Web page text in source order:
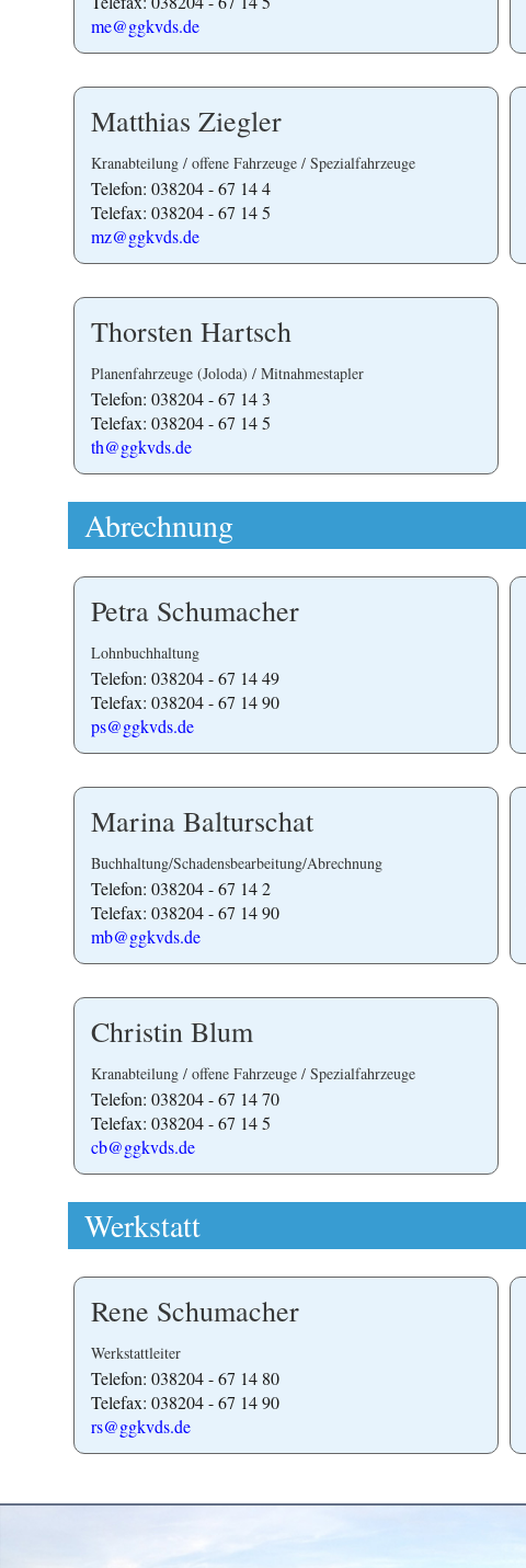
me@ggkvds.de
Matthias Ziegler
Kranabteilung / offene Fahrzeuge / Spezialfahrzeuge
Telefon: 038204 - 67 14 4
Telefax: 038204 - 67 14 5
mz@ggkvds.de
Thorsten Hartsch
Planenfahrzeuge (Joloda) / Mitnahmestapler
Telefon: 038204 - 67 14 3
Telefax: 038204 - 67 14 5
th@ggkvds.de
Abrechnung
Petra Schumacher
Lohnbuchhaltung
Telefon: 038204 - 67 14 49
Telefax: 038204 - 67 14 90
ps@ggkvds.de
Marina Balturschat
Buchhaltung/Schadensbearbeitung/Abrechnung
Telefon: 038204 - 67 14 2
Telefax: 038204 - 67 14 90
mb@ggkvds.de
Christin Blum
Kranabteilung / offene Fahrzeuge / Spezialfahrzeuge
Telefon: 038204 - 67 14 70
Telefax: 038204 - 67 14 5
cb@ggkvds.de
Werkstatt
Rene Schumacher
Werkstattleiter
Telefon: 038204 - 67 14 80
Telefax: 038204 - 67 14 90
rs@ggkvds.de